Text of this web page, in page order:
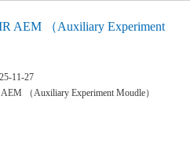
AEM （Auxiliary Experiment
11-27
（Auxiliary Experiment Moudle）